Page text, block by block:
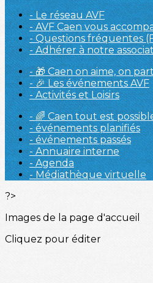
- Le réseau AVF
- AVF Caen vous
- Questions fréquentes
- Adhérer à notre
- 🎁 Caen on aime, on
- 🎉 Les événements AVF
- Activités et Loisirs
- 🌈 Caen tout est
- événements planifiés
- événements passés
- Annuaire interne
- Agenda
- Médiathèque virtuelle
?>
Images de la page d'accueil
Cliquez pour éditer